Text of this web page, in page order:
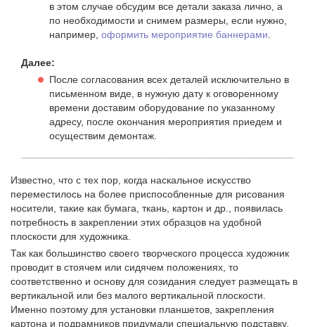
в этом случае обсудим все детали заказа лично, а
по необходимости и снимем размеры, если нужно,
например, оформить мероприятие баннерами.
Далее:
После согласования всех деталей исключительно в
письменном виде, в нужную дату к оговоренному
времени доставим оборудование по указанному
адресу, после окончания мероприятия приедем и
осуществим демонтаж.
Известно, что с тех пор, когда наскальное искусство
переместилось на более приспособленные для рисования
носители, такие как бумага, ткань, картон и др., появилась
потребность в закреплении этих образцов на удобной
плоскости для художника.
Так как большинство своего творческого процесса художник
проводит в стоячем или сидячем положениях, то
соответственно и основу для созидания следует размещать в
вертикальной или без малого вертикальной плоскости.
Именно поэтому для установки планшетов, закрепления
картона и подрамников придумали специальную подставку,